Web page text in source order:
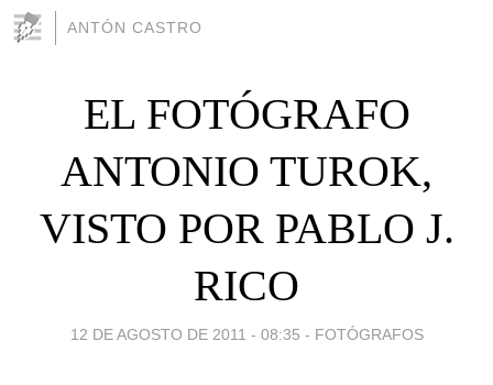
ANTÓN CASTRO
EL FOTÓGRAFO
ANTONIO TUROK,
VISTO POR PABLO J.
RICO
12 DE AGOSTO DE 2011 - 08:35 - FOTÓGRAFOS